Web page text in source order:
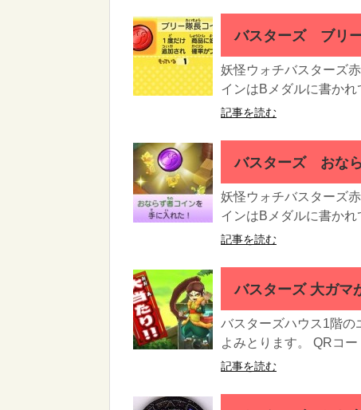
バスターズ ブリ
妖怪ウォチバスターズ
インはBメダルに書か
記事を読む
バスターズ おな
妖怪ウォチバスターズ
インはBメダルに書か
記事を読む
バスターズ 大ガマ
バスターズハウス1階の
よみとります。 QRコ
記事を読む